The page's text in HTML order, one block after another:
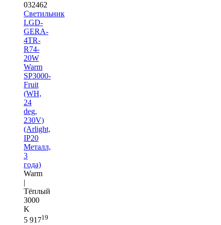
032462
Светильник
LGD-
GERA-
4TR-
R74-
20W
Warm
SP3000-
Fruit
(WH,
24
deg,
230V)
(Arlight,
IP20
Металл,
3
года)
Warm
|
Тёплый
3000
K
5 91719